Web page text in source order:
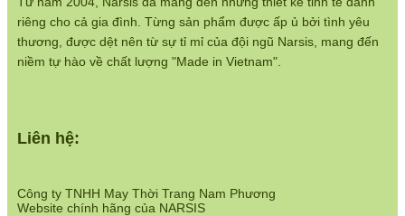
Chính sách bán hàng:
https://www.narsis.vn/chinh-sach-ban-hang
Hệ thống cửa hàng:
Công ty TNHH May Thời Trang Nam Phương
Website chính hãng của NARSIS
Liên hệ:
riêng cho cả gia đình. Từng sản phẩm được ấp ủ bởi tình yêu
thương, được dệt nên từ sự tỉ mỉ của đội ngũ Narsis, mang đến
niềm tự hào về chất lượng "Made in Vietnam".